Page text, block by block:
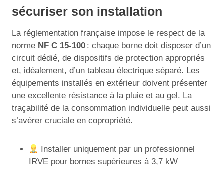
sécuriser son installation
La réglementation française impose le respect de la
norme NF C 15-100 : chaque borne doit disposer d’un
circuit dédié, de dispositifs de protection appropriés
et, idéalement, d’un tableau électrique séparé. Les
équipements installés en extérieur doivent présenter
une excellente résistance à la pluie et au gel. La
traçabilité de la consommation individuelle peut aussi
s’avérer cruciale en copropriété.
Installer uniquement par un professionnel
IRVE pour bornes supérieures à 3,7 kW